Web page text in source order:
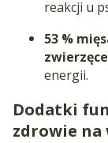
reakcji u
53 %
energii.
Dodatki
zdrowie na